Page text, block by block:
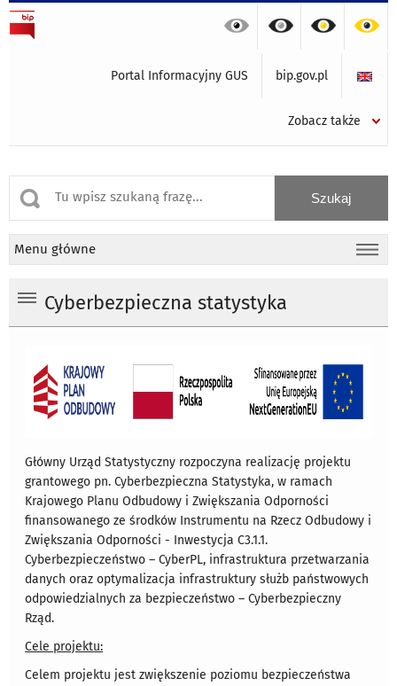
Portal Informacyjny GUS bip.gov.pl
Zobacz także
Menu główne
Cyberbezpieczna statystyka
Główny Urząd Statystyczny rozpoczyna realizację projektu
grantowego pn. Cyberbezpieczna Statystyka, w ramach
Krajowego Planu Odbudowy i Zwiększania Odporności
finansowanego ze środków Instrumentu na Rzecz Odbudowy i
Zwiększania Odporności - Inwestycja C3.1.1.
Cyberbezpieczeństwo – CyberPL, infrastruktura przetwarzania
danych oraz optymalizacja infrastruktury służb państwowych
odpowiedzialnych za bezpieczeństwo – Cyberbezpieczny
Rząd.
Cele projektu:
Celem projektu jest zwiększenie poziomu bezpieczeństwa